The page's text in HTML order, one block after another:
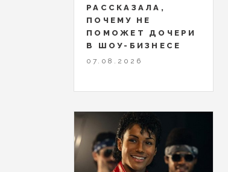
РАССКАЗАЛА,
ПОЧЕМУ НЕ
ПОМОЖЕТ ДОЧЕРИ
В ШОУ-БИЗНЕСЕ
07.08.2026